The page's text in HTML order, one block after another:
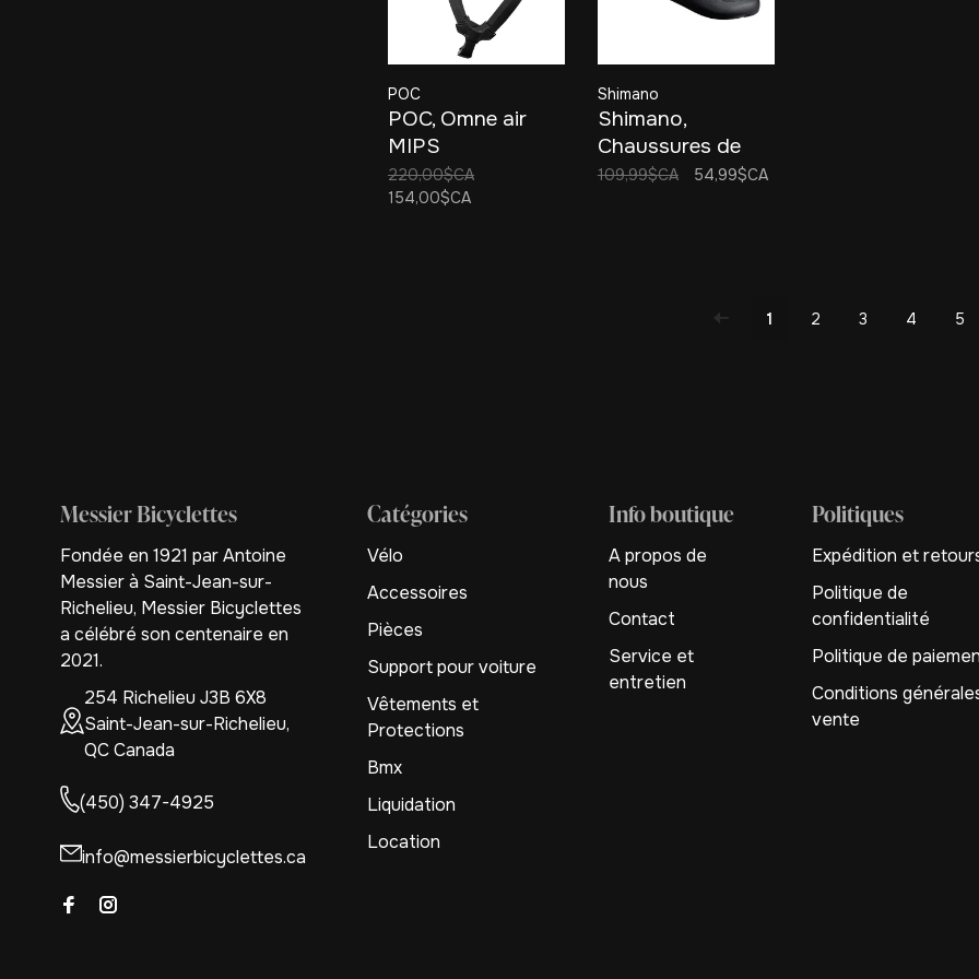
POC
POC, Omne air
MIPS
220,00$CA
154,00$CA
Shimano
Shimano,
Chaussures de
route pour
109,99$CA 54,99$CA
1 2 3 4 5
Messier Bicyclettes
Fondée en 1921 par Antoine
Messier à Saint-Jean-sur-
Richelieu, Messier Bicyclettes
a célébré son centenaire en
2021.
254 Richelieu J3B 6X8
Saint-Jean-sur-Richelieu,
QC Canada
(450) 347-4925
info@messierbicyclettes.ca
Catégories
Vélo
Accessoires
Pièces
Support pour voiture
Vêtements et
Protections
Bmx
Liquidation
Location
Info boutique
A propos de
nous
Contact
Service et
entretien
Politiques
Expédition et
Politique de
confidentialité
Politique de
Conditions
vente